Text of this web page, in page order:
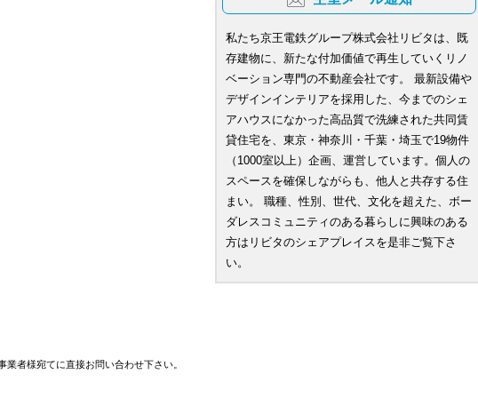
私たち京王電鉄グループ株式会社リビタは、既
存建物に、新たな付加価値で再生していくリノ
ベーション専門の不動産会社です。 最新設備や
デザインインテリアを採用した、今までのシェ
アハウスになかった高品質で洗練された共同賃
貸住宅を、東京・神奈川・千葉・埼玉で19物件
（1000室以上）企画、運営しています。個人の
スペースを確保しながらも、他人と共存する住
まい。 職種、性別、世代、文化を超えた、ボー
ダレスコミュニティのある暮らしに興味のある
方はリビタのシェアプレイスを是非ご覧下さ
い。
者様宛てに直接お問い合わせ下さい。